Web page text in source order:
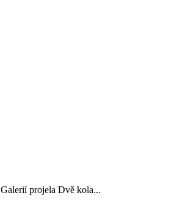
Galerií projela Dvě kola...